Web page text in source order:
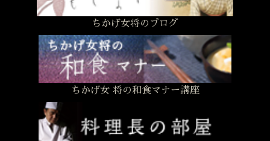
ちかげ女将のブログ
ちかげ女 将の和食マナー講座